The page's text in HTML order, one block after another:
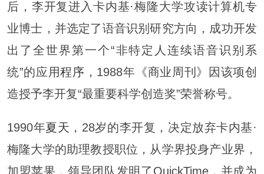
后，李开复进入卡内基·梅隆大学攻读计算机专
业博士，并选定了语音识别研究方向，成功开发
出了全世界第一个“非特定人连续语音识别系
统”的应用程序 ，1988年《商业周刊》因该项创
造授予李开复“最重要科学创造奖”荣誉称号。
1990年夏天 ，28岁的李开复，决定放弃卡内基·
梅隆大学的助理教授职位，从学界投身产业界，
加盟苹果，领导团队发明了QuickTime，并成为